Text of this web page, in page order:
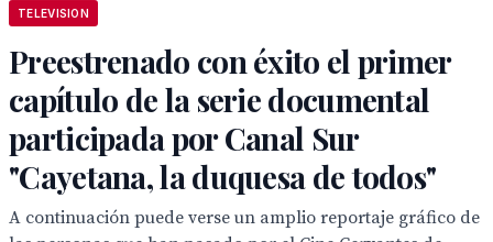
TELEVISION
Preestrenado con éxito el primer
capítulo de la serie documental
participada por Canal Sur
"Cayetana, la duquesa de todos"
A continuación puede verse un amplio reportaje gráfico de